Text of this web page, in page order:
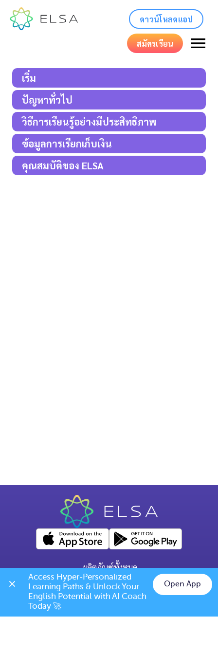
ดาวน์โหลดแอป
สมัครเรียน
เริ่ม
ปัญหาทั่วไป
วิธีการเรียนรู้อย่างมีประสิทธิภาพ
ข้อมูลการเรียกเก็บเงิน
คุณสมบัติของ ELSA
ผลิตภัณฑ์ทั้งหมด
คำถามทั่วไป
ข้อกำหนดการเปลี่ยนแปลง/ยกเลิก
เบอร์โทร: (+66) 020385810
Chat on LINE
Access Hyper-Personalized
Learning Paths & Unlock Your
English Potential with AI Coach
Today 🚀
Open App